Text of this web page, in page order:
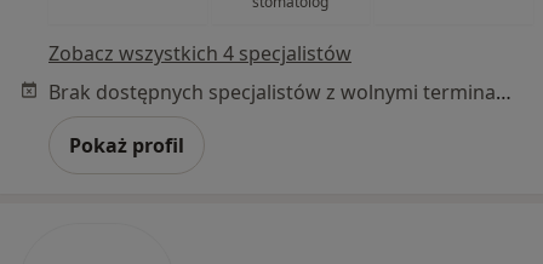
Zobacz wszystkich 4 specjalistów
Brak dostępnych specjalistów z wolnymi terminami w tym centrum medycznym.
Pokaż profil